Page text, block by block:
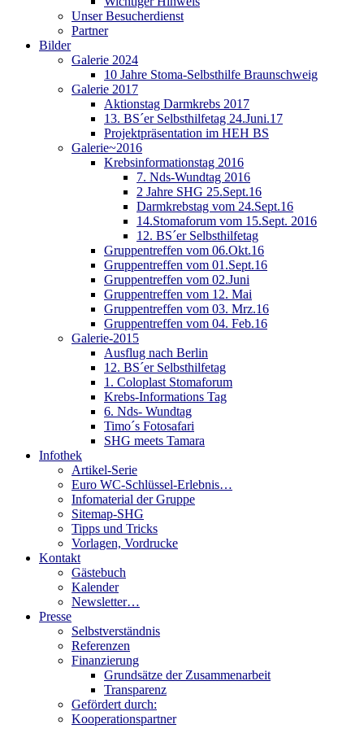
Unser Besucherdienst
Partner
Bilder
Galerie 2024
10 Jahre Stoma-Selbsthilfe Braunschweig
Galerie 2017
Aktionstag Darmkrebs 2017
13. BS´er Selbsthilfetag 24.Juni.17
Projektpräsentation im HEH BS
Galerie~2016
Krebsinformationstag 2016
7. Nds-Wundtag 2016
2 Jahre SHG 25.Sept.16
Darmkrebstag vom 24.Sept.16
14.Stomaforum vom 15.Sept. 2016
12. BS´er Selbsthilfetag
Gruppentreffen vom 06.Okt.16
Gruppentreffen vom 01.Sept.16
Gruppentreffen vom 02.Juni
Gruppentreffen vom 12. Mai
Gruppentreffen vom 03. Mrz.16
Gruppentreffen vom 04. Feb.16
Galerie-2015
Ausflug nach Berlin
12. BS´er Selbsthilfetag
1. Coloplast Stomaforum
Krebs-Informations Tag
6. Nds- Wundtag
Timo´s Fotosafari
SHG meets Tamara
Infothek
Artikel-Serie
Euro WC-Schlüssel-Erlebnis…
Infomaterial der Gruppe
Sitemap-SHG
Tipps und Tricks
Vorlagen, Vordrucke
Kontakt
Gästebuch
Kalender
Newsletter…
Presse
Selbstverständnis
Referenzen
Finanzierung
Grundsätze der Zusammenarbeit
Transparenz
Gefördert durch:
Kooperationspartner